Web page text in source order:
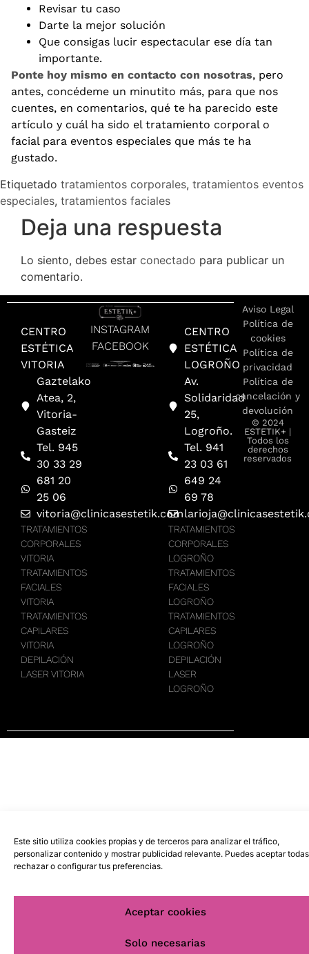
Este sitio utiliza cookies propias y de terceros para analizar el tráfico,
personalizar contenido y mostrar publicidad relevante. Puedes aceptar
rechazar o configurar tus preferencias.
Aceptar cookies
Solo necesarias
Revisar tu caso
Darte la mejor solución
Que consigas lucir espectacular ese día tan
importante.
Ponte hoy mismo en contacto con nosotras, pero
antes, concédeme un minutito más, para que nos
cuentes, en comentarios, qué te ha parecido este
artículo y cuál ha sido el tratamiento corporal o
facial para eventos especiales que más te ha
gustado.
Etiquetado tratamientos corporales, tratamientos eventos
especiales, tratamientos faciales
Deja una respuesta
Lo siento, debes estar conectado para publicar un
comentario.
CENTRO
ESTÉTICA
VITORIA
Gaztelako
Atea, 2,
Vitoria-
Gasteiz
Tel. 945
30 33 29
681 20
25 06
vitoria@clinicasestetik.com
TRATAMIENTOS
CORPORALES
VITORIA
TRATAMIENTOS
FACIALES
VITORIA
TRATAMIENTOS
CAPILARES
VITORIA
DEPILACIÓN
LASER VITORIA
INSTAGRAM
FACEBOOK
CENTRO
ESTÉTICA
LOGROÑO
Av.
Solidaridad
25,
Logroño.
Tel. 941
23 03 61
649 24
69 78
TRATAMIENTOS
CORPORALES
LOGROÑO
TRATAMIENTOS
FACIALES
LOGROÑO
TRATAMIENTOS
CAPILARES
LOGROÑO
DEPILACIÓN
LASER
LOGROÑO
Aviso Legal
Política de
cookies
Política de
privacidad
Política de
cancelación y
devolución
© 2024
ESTETIK+ |
Todos los
derechos
reservados